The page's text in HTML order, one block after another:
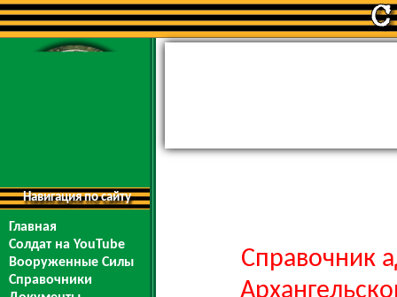
Навигация по сайту
Главная
Солдат на YouTube
Вооруженные Силы
Справочники
Справочник